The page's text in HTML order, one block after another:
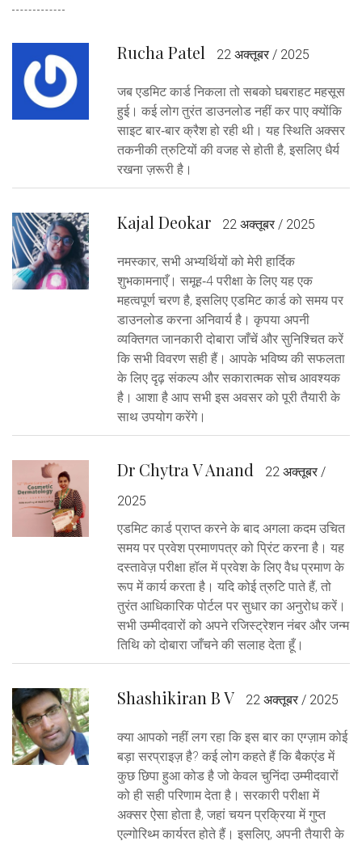
Rucha Patel 22 अक्तूबर / 2025
जब एडमिट कार्ड निकला तो सबको घबराहट महसूस
हुई। कई लोग तुरंत डाउनलोड नहीं कर पाए क्योंकि
साइट बार‑बार क्रैश हो रही थी। यह स्थिति अक्सर
तकनीकी त्रुटियों की वजह से होती है, इसलिए धैर्य
रखना ज़रूरी है।
Kajal Deokar 22 अक्तूबर / 2025
नमस्कार, सभी अभ्यर्थियों को मेरी हार्दिक
शुभकामनाएँ। समूह‑4 परीक्षा के लिए यह एक
महत्वपूर्ण चरण है, इसलिए एडमिट कार्ड को समय पर
डाउनलोड करना अनिवार्य है। कृपया अपनी
व्यक्तिगत जानकारी दोबारा जाँचें और सुनिश्चित करें
कि सभी विवरण सही हैं। आपके भविष्य की सफलता
के लिए दृढ़ संकल्प और सकारात्मक सोच आवश्यक
है। आशा है आप सभी इस अवसर को पूरी तैयारी के
साथ उपयोग करेंगे।
Dr Chytra V Anand
22 अक्तूबर /
2025
एडमिट कार्ड प्राप्त करने के बाद अगला कदम उचित
समय पर प्रवेश प्रमाणपत्र को प्रिंट करना है। यह
दस्तावेज़ परीक्षा हॉल में प्रवेश के लिए वैध प्रमाण के
रूप में कार्य करता है। यदि कोई त्रुटि पाते हैं, तो
तुरंत आधिकारिक पोर्टल पर सुधार का अनुरोध करें।
सभी उम्मीदवारों को अपने रजिस्ट्रेशन नंबर और जन्म
तिथि को दोबारा जाँचने की सलाह देता हूँ।
Shashikiran B V 22 अक्तूबर / 2025
क्या आपको नहीं लग रहा कि इस बार का एग्ज़ाम कोई
बड़ा सरप्राइज़ है? कई लोग कहते हैं कि बैकएंड में
कुछ छिपा हुआ कोड है जो केवल चुनिंदा उम्मीदवारों
को ही सही परिणाम देता है। सरकारी परीक्षा में
अक्सर ऐसा होता है, जहां चयन प्रक्रिया में गुप्त
एल्गोरिथ्म कार्यरत होते हैं। इसलिए, अपनी तैयारी के